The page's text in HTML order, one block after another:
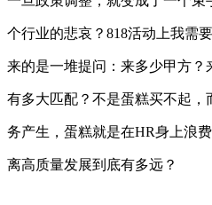
个行业的悲哀？818活动上我需
来的是一堆提问：来多少甲方
有多大匹配？不是蛋糕买不起
务产生，蛋糕就是在HR身上浪
离高质量发展到底有多远？